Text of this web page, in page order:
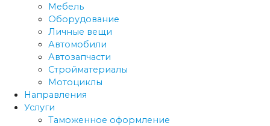
Мебель
Оборудование
Личные вещи
Автомобили
Автозапчасти
Стройматериалы
Мотоциклы
Направления
Услуги
Таможенное оформление